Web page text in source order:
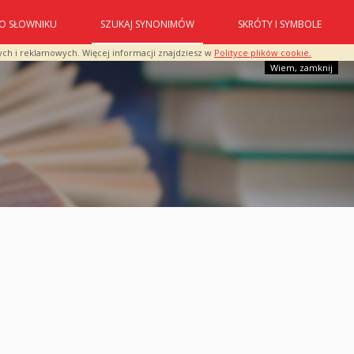
i reklamowych. Więcej informacji znajdziesz w Polityce plików cookie.
Wiem, zamknij
O SŁOWNIKU SZUKAJ SYNONIMÓW SKRÓTY I SYMBOLE